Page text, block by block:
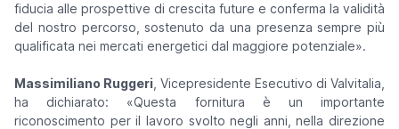
fiducia alle prospettive di crescita future e conferma la validità
del nostro percorso, sostenuto da una presenza sempre più
qualificata nei mercati energetici dal maggiore potenziale».
Massimiliano Ruggeri , Vicepresidente Esecutivo di Valvitalia,
ha dichiarato: «Questa fornitura è un importante
riconoscimento per il lavoro svolto negli anni, nella direzione